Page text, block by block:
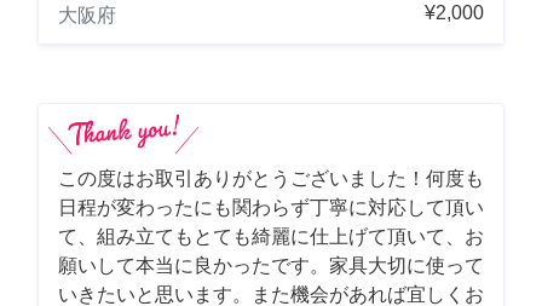
大阪府
¥2,000
この度はお取引ありがとうございました！何度も
日程が変わったにも関わらず丁寧に対応して頂い
て、組み立てもとても綺麗に仕上げて頂いて、お
願いして本当に良かったです。家具大切に使って
いきたいと思います。また機会があれば宜しくお